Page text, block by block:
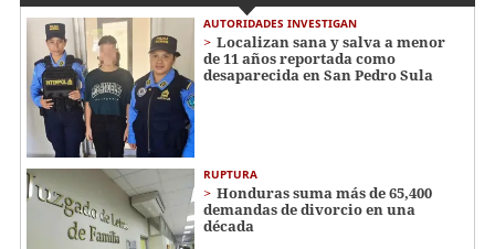
AUTORIDADES INVESTIGAN
Localizan sana y salva a menor
de 11 años reportada como
desaparecida en San Pedro Sula
RUPTURA
Honduras suma más de 65,400
demandas de divorcio en una
década